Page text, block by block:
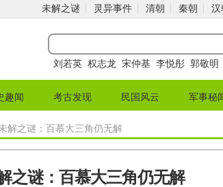
未解之谜 灵异事件 清朝 秦朝 汉
刘若英 权志龙 宋仲基 李悦彤 郭敬明
趣闻 考古发现 民国风云 军事秘
解之谜：百慕大三角仍无解
之谜：百慕大三角仍无解